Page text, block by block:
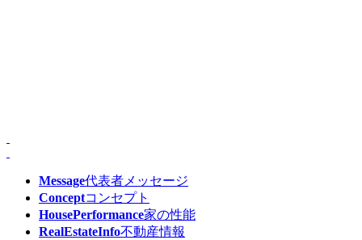
Message代表者メッセージ
Conceptコンセプト
HousePerformance家の性能
RealEstateInfo不動産情報